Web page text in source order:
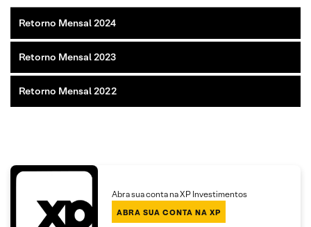
Retorno Mensal 2024
Retorno Mensal 2023
Retorno Mensal 2022
Abra sua conta na XP Investimentos
ABRA SUA CONTA NA XP